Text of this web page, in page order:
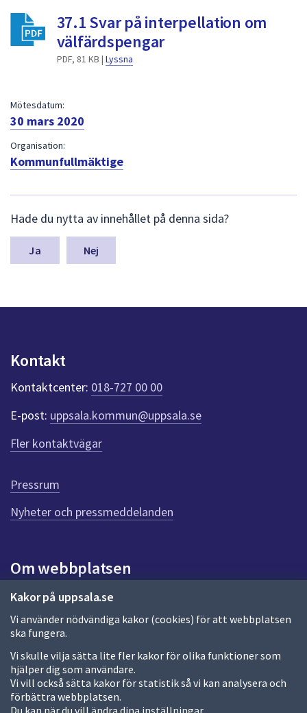
för
Kakor på uppsala.se
Vi använder nödvändiga kakor (cookies) för att webbplatsen
ska fungera.
Vi skulle vilja sätta lite fler kakor för olika funktioner som
hjälper dig som användare.
Vi vill också sätta kakor för statistik så vi kan analysera och
förbättra webbplatsen.
Du kan när du vill ändra dina inställningar.
37.1 Svar på interpellation om
välfärdspengar
PDF, 81 KB | Lyssna
Mötesdatum:
30 mars 2020
Organisation:
Kommunfullmäktige
ä
m
a
n
k
t
e
r
f
ö
r
e
n
n
a
d
a
Hade du nytta av innehållet på denna sida?
Nej
Kontakt
Kontaktcenter: 018-727 00 00
E-post: uppsala.kommun@uppsala.se
Fler kontaktvägar
Pressrum
Nyheter och pressmeddelanden
Om webbplatsen
Om webbplatsen
Allmänna handlingar och diarium
Behandling av personuppgifter
Kakor
Språk (other languages)